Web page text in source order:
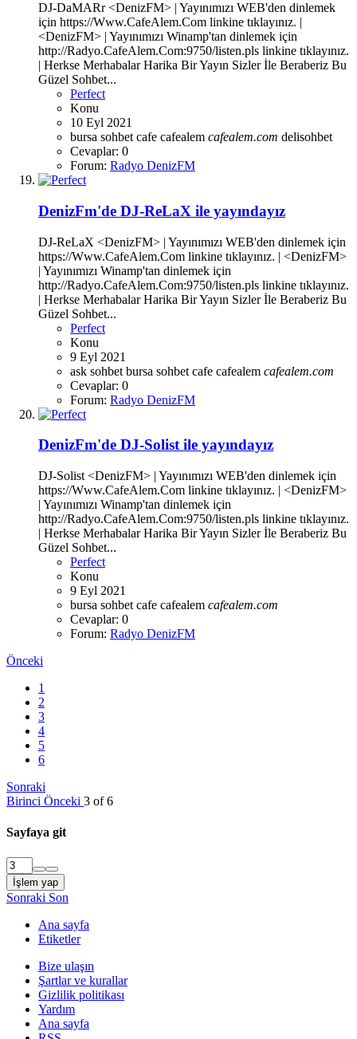
DJ-DaMARr <DenizFM> | Yayınımızı WEB'den dinlemek
için https://Www.CafeAlem.Com linkine tıklayınız. |
<DenizFM> | Yayınımızı Winamp'tan dinlemek için
http://Radyo.CafeAlem.Com:9750/listen.pls linkine tıklayınız.
| Herkse Merhabalar Harika Bir Yayın Sizler İle Beraberiz Bu
Güzel Sohbet...
Perfect
Konu
10 Eyl 2021
bursa sohbet cafe cafealem cafealem.com delisohbet
Cevaplar: 0
Forum: Radyo DenizFM
DenizFm'de DJ-ReLaX ile yayındayız
DJ-ReLaX <DenizFM> | Yayınımızı WEB'den dinlemek için
https://Www.CafeAlem.Com linkine tıklayınız. | <DenizFM>
| Yayınımızı Winamp'tan dinlemek için
http://Radyo.CafeAlem.Com:9750/listen.pls linkine tıklayınız.
| Herkse Merhabalar Harika Bir Yayın Sizler İle Beraberiz Bu
Güzel Sohbet...
Perfect
Konu
9 Eyl 2021
ask sohbet bursa sohbet cafe cafealem cafealem.com
Cevaplar: 0
Forum: Radyo DenizFM
DenizFm'de DJ-Solist ile yayındayız
DJ-Solist <DenizFM> | Yayınımızı WEB'den dinlemek için
https://Www.CafeAlem.Com linkine tıklayınız. | <DenizFM>
| Yayınımızı Winamp'tan dinlemek için
http://Radyo.CafeAlem.Com:9750/listen.pls linkine tıklayınız.
| Herkse Merhabalar Harika Bir Yayın Sizler İle Beraberiz Bu
Güzel Sohbet...
Perfect
Konu
9 Eyl 2021
bursa sohbet cafe cafealem cafealem.com
Cevaplar: 0
Forum: Radyo DenizFM
Önceki
1
2
3
4
5
6
Sonraki
Birinci Önceki 3 of 6
Sayfaya git
İşlem yap
Sonraki Son
Ana sayfa
Etiketler
Bize ulaşın
Şartlar ve kurallar
Gizlilik politikası
Yardım
Ana sayfa